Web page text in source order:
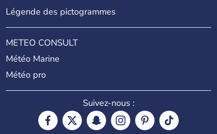
Légende des pictogrammes
METEO CONSULT
Météo Marine
Météo pro
Suivez-nous :